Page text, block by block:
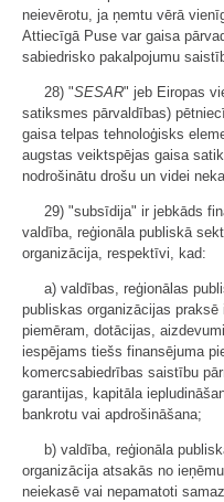
neievērotu, ja ņemtu vērā
Attiecīgā Puse var gaisa
sabiedrisko pakalpojumu
28) "SESAR" jeb Eiropas
satiksmes pārvaldības)
gaisa telpas tehnoloģisks
augstas veiktspējas gaisa
nodrošinātu drošu un videi
29) "subsīdija" ir jebkāds
valdība, reģionāla publiskā
organizācija, respektīvi, kad:
a) valdības, reģionālas
publiskas organizācijas
piemēram, dotācijas,
iespējams tiešs finansējuma
komercsabiedrības saistību
garantijas, kapitāla
bankrotu vai apdrošināšana;
b) valdība, reģionāla
organizācija atsakās no
neiekasē vai nepamatoti